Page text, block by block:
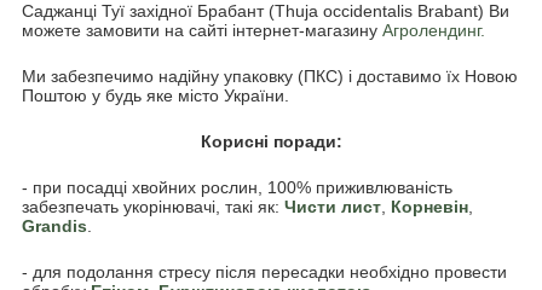
Саджанці Туї західної Брабант (Thuja occidentalis Brabant) Ви
можете замовити на сайті інтернет-магазину Агролендинг.
Ми забезпечимо надійну упаковку (ПКС) і доставимо їх Новою
Поштою у будь яке місто України.
Корисні поради:
- при посадці хвойних рослин, 100% приживлюваність
забезпечать укорінювачі, такі як: Чисти лист Корневін
Grandis
- для подолання стресу після пересадки необхідно провести